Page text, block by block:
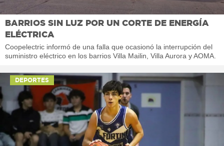
BARRIOS SIN LUZ POR UN CORTE DE ENERGÍA
ELÉCTRICA
Coopelectric informó de una falla que ocasionó la interrupción del
suministro eléctrico en los barrios Villa Mailin, Villa Aurora y AOMA.
DEPORTES